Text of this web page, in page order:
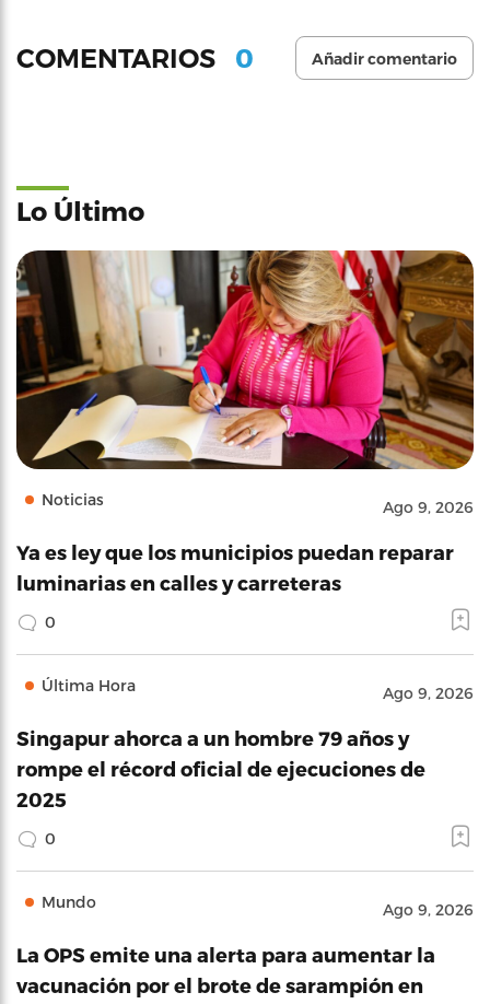
COMENTARIOS 0 Añadir comentario
Lo Último
Noticias Ago 9, 2026
Ya es ley que los municipios puedan reparar
luminarias en calles y carreteras
0
Última Hora Ago 9, 2026
Singapur ahorca a un hombre 79 años y
rompe el récord oficial de ejecuciones de
2025
0
Mundo Ago 9, 2026
La OPS emite una alerta para aumentar la
vacunación por el brote de sarampión en